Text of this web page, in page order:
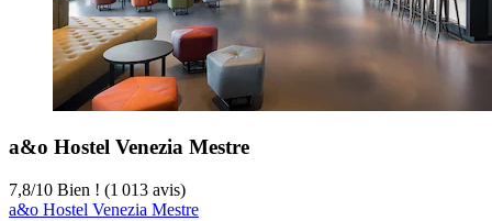
a&o Hostel Venezia Mestre
7,8/10 Bien ! (1 013 avis)
a&o Hostel Venezia Mestre